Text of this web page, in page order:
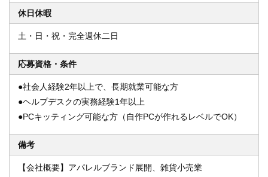
休日休暇
土・日・祝・完全週休二日
応募資格・条件
●社会人経験2年以上で、長期就業可能な方
●ヘルプデスクの実務経験1年以上
●PCキッティング可能な方（自作PCが作れるレベルでOK）
備考
【会社概要】アパレルブランド展開、雑貨小売業